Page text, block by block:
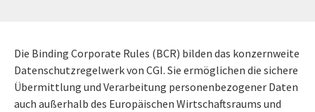
Die Binding Corporate Rules (BCR) bilden das konzernweite
Datenschutzregelwerk von CGI. Sie ermöglichen die sichere
Übermittlung und Verarbeitung personenbezogener Daten
auch außerhalb des Europäischen Wirtschaftsraums und